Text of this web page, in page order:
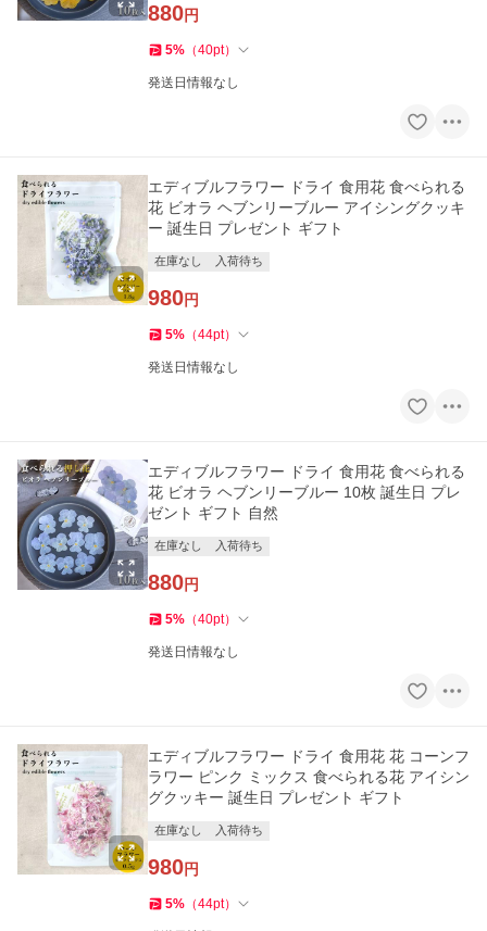
880円
5% （40pt）
発送日情報なし
エディブルフラワー ドライ 食用花 食べられる
花 ビオラ ヘブンリーブルー アイシングクッキ
ー 誕生日 プレゼント ギフト
在庫なし 入荷待ち
980円
5% （44pt）
発送日情報なし
エディブルフラワー ドライ 食用花 食べられる
花 ビオラ ヘブンリーブルー 10枚 誕生日 プレ
ゼント ギフト 自然
在庫なし 入荷待ち
880円
5% （40pt）
発送日情報なし
エディブルフラワー ドライ 食用花 花 コーンフ
ラワー ピンク ミックス 食べられる花 アイシン
グクッキー 誕生日 プレゼント ギフト
在庫なし 入荷待ち
980円
5% （44pt）